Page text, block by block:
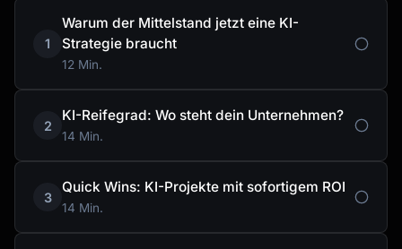
1
Warum der Mittelstand jetzt eine KI-
Strategie braucht
12 Min.
2
KI-Reifegrad: Wo steht dein Unternehmen?
14 Min.
3
Quick Wins: KI-Projekte mit sofortigem ROI
14 Min.